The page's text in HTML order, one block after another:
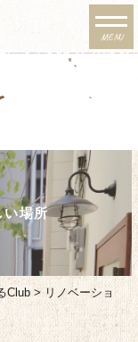
住宅
MENU
い場所
Club > リノベーショ